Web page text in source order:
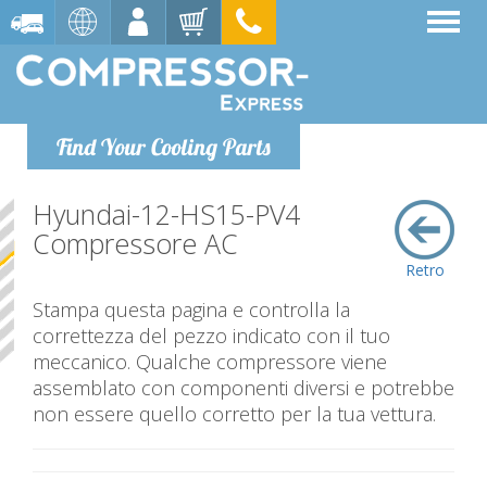
Find Your Cooling Parts
Retro
Hyundai-12-HS15-PV4
Compressore AC
Stampa questa pagina e controlla la
correttezza del pezzo indicato con il tuo
meccanico. Qualche compressore viene
assemblato con componenti diversi e potrebbe
non essere quello corretto per la tua vettura.